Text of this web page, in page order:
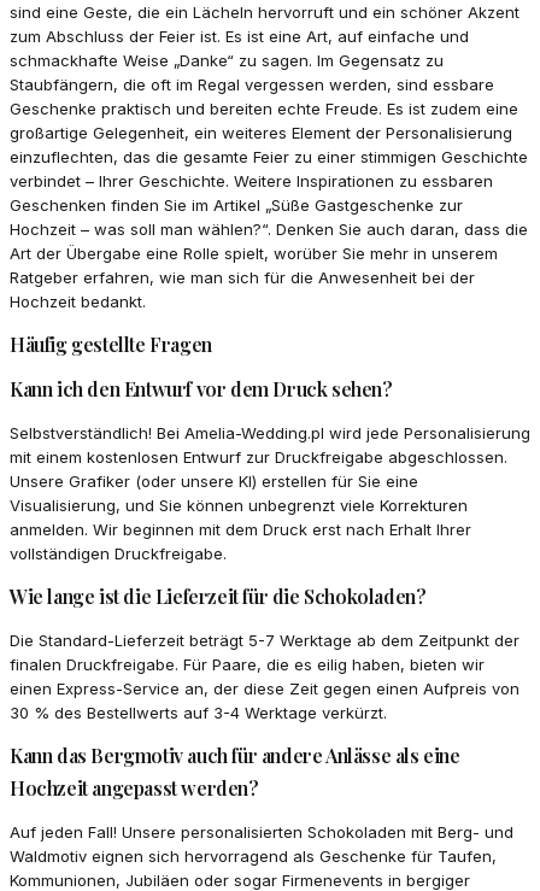
sind eine Geste, die ein Lächeln hervorruft und ein schöner Akzent
zum Abschluss der Feier ist. Es ist eine Art, auf einfache und
schmackhafte Weise „Danke“ zu sagen. Im Gegensatz zu
Staubfängern, die oft im Regal vergessen werden, sind essbare
Geschenke praktisch und bereiten echte Freude. Es ist zudem eine
großartige Gelegenheit, ein weiteres Element der Personalisierung
einzuflechten, das die gesamte Feier zu einer stimmigen Geschichte
verbindet – Ihrer Geschichte. Weitere Inspirationen zu essbaren
Geschenken finden Sie im Artikel „Süße Gastgeschenke zur
Hochzeit – was soll man wählen?“. Denken Sie auch daran, dass die
Art der Übergabe eine Rolle spielt, worüber Sie mehr in unserem
Ratgeber erfahren, wie man sich für die Anwesenheit bei der
Hochzeit bedankt.
Häufig gestellte Fragen
Kann ich den Entwurf vor dem Druck sehen?
Selbstverständlich! Bei Amelia-Wedding.pl wird jede Personalisierung
mit einem kostenlosen Entwurf zur Druckfreigabe abgeschlossen.
Unsere Grafiker (oder unsere KI) erstellen für Sie eine
Visualisierung, und Sie können unbegrenzt viele Korrekturen
anmelden. Wir beginnen mit dem Druck erst nach Erhalt Ihrer
vollständigen Druckfreigabe.
Wie lange ist die Lieferzeit für die Schokoladen?
Die Standard-Lieferzeit beträgt 5-7 Werktage ab dem Zeitpunkt der
finalen Druckfreigabe. Für Paare, die es eilig haben, bieten wir
einen Express-Service an, der diese Zeit gegen einen Aufpreis von
30 % des Bestellwerts auf 3-4 Werktage verkürzt.
Kann das Bergmotiv auch für andere Anlässe als eine
Hochzeit angepasst werden?
Auf jeden Fall! Unsere personalisierten Schokoladen mit Berg- und
Waldmotiv eignen sich hervorragend als Geschenke für Taufen,
Kommunionen, Jubiläen oder sogar Firmenevents in bergiger